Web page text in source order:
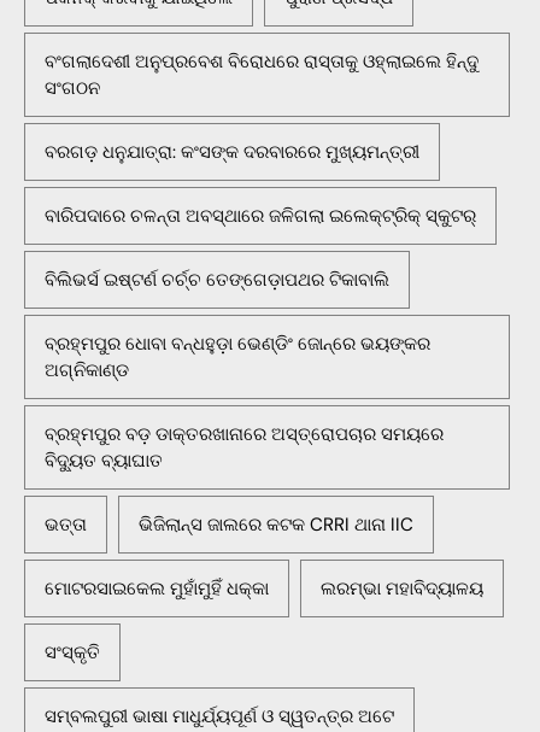
ବଂଗଲାଦେଶୀ ଅନୁପ୍ରବେଶ ବିରୋଧରେ ରାସ୍ତାକୁ ଓହ୍ଲାଇଲେ ହିନ୍ଦୁ
ସଂଗଠନ
ବରଗଡ଼ ଧନୁଯାତ୍ରା: କଂସଙ୍କ ଦରବାରରେ ମୁଖ୍ୟମନ୍ତ୍ରୀ
ବାରିପଦାରେ ଚଳନ୍ତା ଅବସ୍ଥାରେ ଜଳିଗଲା ଇଲେକ୍ଟ୍ରିକ୍ ସ୍କୁଟର୍
ବିଲିଭର୍ସ ଇଷ୍ଟର୍ଣ ଚର୍ଚ୍ଚ ତେଙ୍ଗେଡ଼ାପଥର ଟିକାବାଲି
ବ୍ରହ୍ମପୁର ଧୋବା ବନ୍ଧହୁଡ଼ା ଭେଣ୍ଡିଂ ଜୋନ୍‌ରେ ଭୟଙ୍କର
ଅଗ୍ନିକାଣ୍ଡ
ବ୍ରହ୍ମପୁର ବଡ଼ ଡାକ୍ତରଖାନାରେ ଅସ୍ତ୍ରୋପଚାର ସମୟରେ
ବିଦ୍ୟୁତ ବ୍ୟାଘାତ
ଭତ୍ତା ଭିଜିଲାନ୍ସ ଜାଲରେ କଟକ CRRI ଥାନା IIC
ମୋଟରସାଇକେଲ ମୁହାଁମୁହିଁ ଧକ୍କା ଲରମ୍ଭା ମହାବିଦ୍ୟାଳୟ
ସଂସ୍କୃତି
ସମ୍ବଲପୁରୀ ଭାଷା ମାଧୁର୍ଯ୍ୟପୂର୍ଣ ଓ ସ୍ୱତନ୍ତ୍ର ଅଟେ